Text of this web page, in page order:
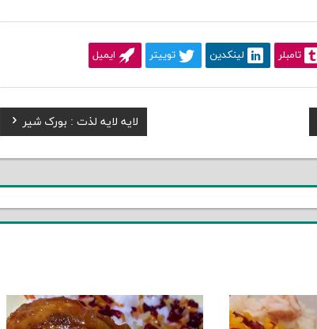
تامبلر لینکدین توییتر ایمیل
Next
Post:
لایه لایه لذت : بورک شیر